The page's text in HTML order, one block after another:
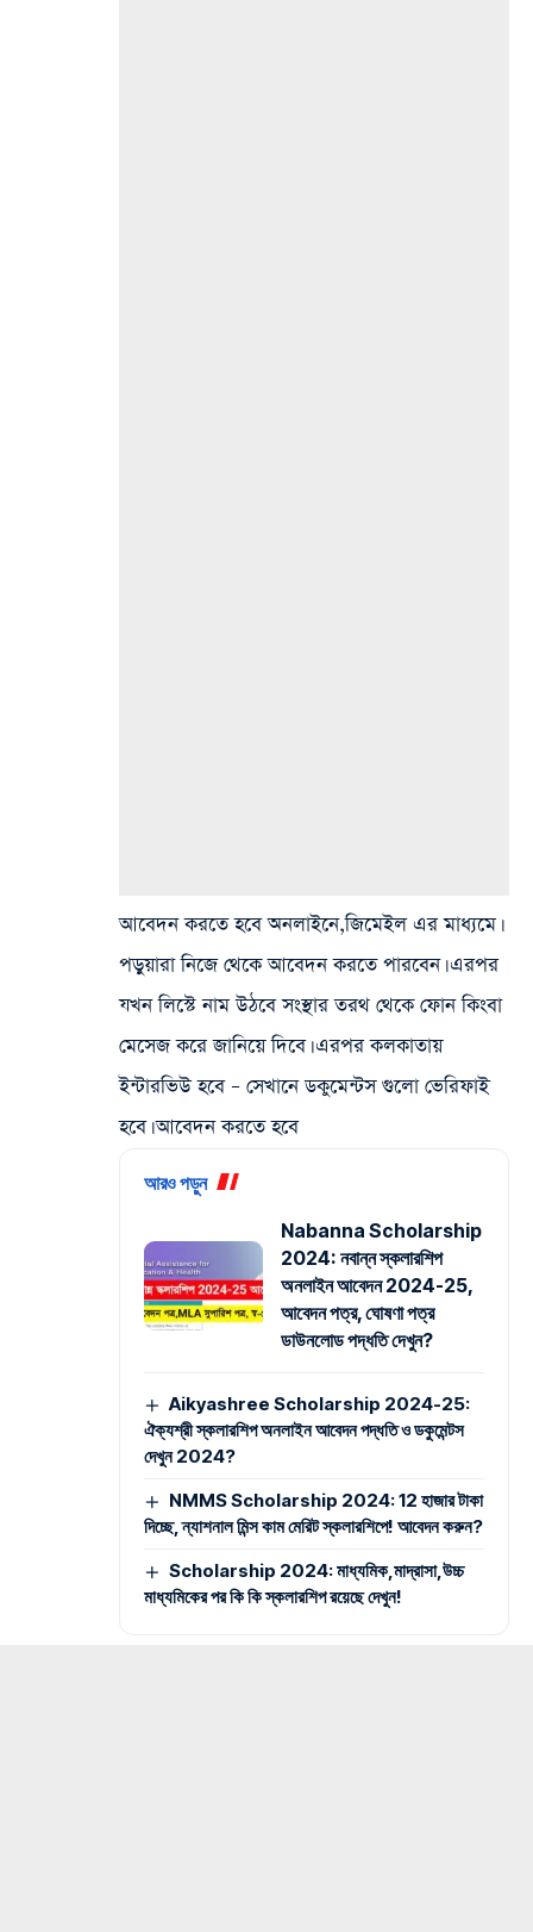
আবেদন করতে হবে অনলাইনে,জিমেইল এর মাধ্যমে।
পড়ুয়ারা নিজে থেকে আবেদন করতে পারবেন। এরপর
যখন লিস্টে নাম উঠবে সংস্থার তরথ থেকে ফোন কিংবা
মেসেজ করে জানিয়ে দিবে। এরপর কলকাতায়
ইন্টারভিউ হবে – সেখানে ডকুমেন্টস গুলো ভেরিফাই
হবে। আবেদন করতে হবে
আরও পড়ুন
Nabanna Scholarship
2024: নবান্ন স্কলারশিপ
অনলাইন আবেদন 2024-25,
আবেদন পত্র, ঘোষণা পত্র
ডাউনলোড পদ্ধতি দেখুন?
Aikyashree Scholarship 2024-25:
ঐক্যশ্রী স্কলারশিপ অনলাইন আবেদন পদ্ধতি ও ডকুমেন্টস
দেখুন 2024?
NMMS Scholarship 2024: 12 হাজার টাকা
দিচ্ছে, ন্যাশনাল মিন্স কাম মেরিট স্কলারশিপে! আবেদন করুন?
Scholarship 2024: মাধ্যমিক,মাদ্রাসা,উচ্চ
মাধ্যমিকের পর কি কি স্কলারশিপ রয়েছে দেখুন!